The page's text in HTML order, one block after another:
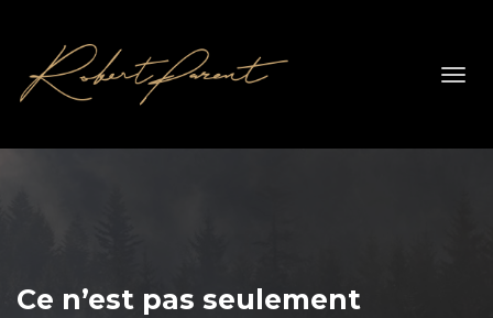
Ce n’est pas seulement